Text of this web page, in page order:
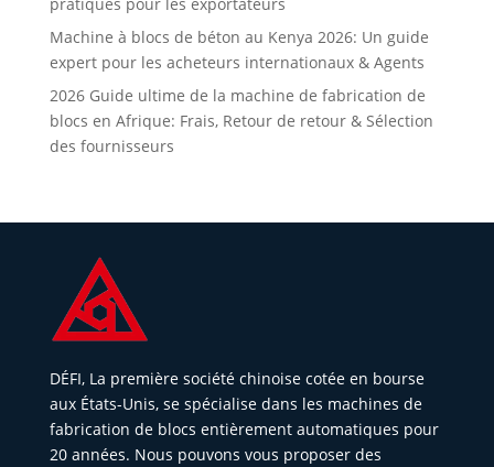
pratiques pour les exportateurs
Machine à blocs de béton au Kenya 2026: Un guide
expert pour les acheteurs internationaux & Agents
2026 Guide ultime de la machine de fabrication de
blocs en Afrique: Frais, Retour de retour & Sélection
des fournisseurs
DÉFI, La première société chinoise cotée en bourse
aux États-Unis, se spécialise dans les machines de
fabrication de blocs entièrement automatiques pour
20 années. Nous pouvons vous proposer des